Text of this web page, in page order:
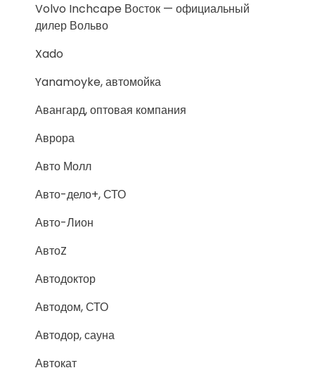
Volvo Inchcape Восток — официальный
дилер Вольво
Xado
Yanamoyke, автомойка
Авангард, оптовая компания
Аврора
Авто Молл
Авто-дело+, СТО
Авто-Лион
АвтоZ
Автодоктор
Автодом, СТО
Автодор, сауна
Автокат